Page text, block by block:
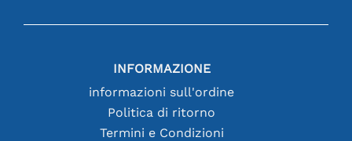
INFORMAZIONE
informazioni sull'ordine
Politica di ritorno
Termini e Condizioni